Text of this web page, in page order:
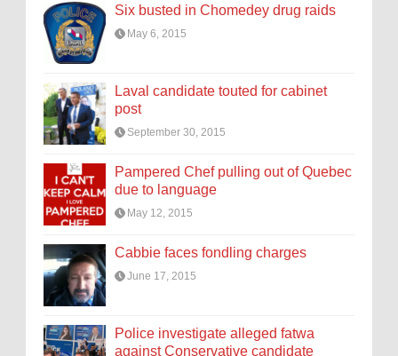
Six busted in Chomedey drug raids
May 6, 2015
Laval candidate touted for cabinet
post
September 30, 2015
Pampered Chef pulling out of Quebec
due to language
May 12, 2015
Cabbie faces fondling charges
June 17, 2015
Police investigate alleged fatwa
against Conservative candidate